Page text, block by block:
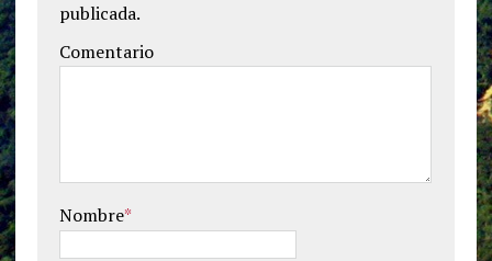
publicada.
Comentario
Nombre*